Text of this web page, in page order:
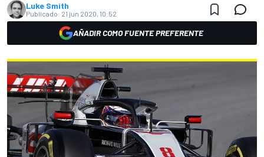
Luke Smith
Publicado: 21 jun 2020, 10:52
AÑADIR COMO FUENTE PREFERENTE